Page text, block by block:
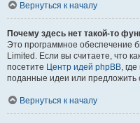
Вернуться к началу
Почему здесь нет такой-то
Это программное обеспечение
Limited. Если вы считаете, что
посетите Центр идей phpBB,
поданные идеи или предложить
Вернуться к началу